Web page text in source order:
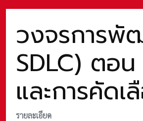
วงจรการพั
SDLC) ตอ
และการคัด
รายละเอียด